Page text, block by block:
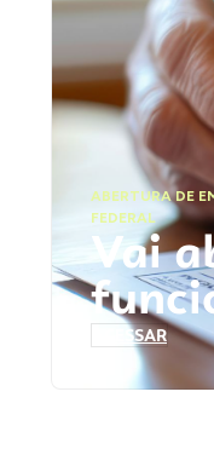
ABERTURA DE
FEDERAL
Vai
ACESSAR